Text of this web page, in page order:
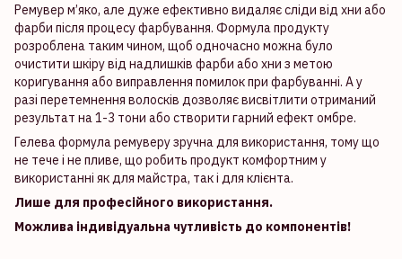
Ремувер м’яко, але дуже ефективно видаляє сліди від хни або
фарби після процесу фарбування. Формула продукту
розроблена таким чином, щоб одночасно можна було
очистити шкіру від надлишків фарби або хни з метою
коригування або виправлення помилок при фарбуванні. А у
разі перетемнення волосків дозволяє висвітлити отриманий
результат на 1-3 тони або створити гарний ефект омбре.
Гелева формула ремуверу зручна для використання, тому що
не тече і не пливе, що робить продукт комфортним у
використанні як для майстра, так і для клієнта.
Лише для професійного використання.
Можлива індивідуальна чутливість до компонентів!